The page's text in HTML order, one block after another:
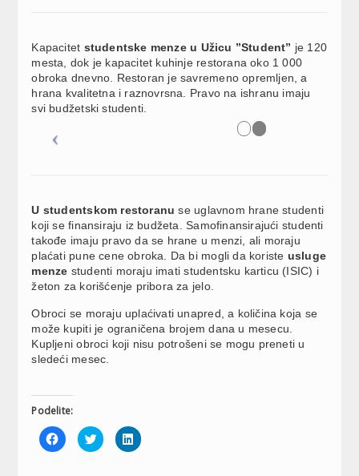
Kapacitet studentske menze u Užicu ”Student” je 120
mesta, dok je kapacitet kuhinje restorana oko 1 000
obroka dnevno. Restoran je savremeno opremljen, a
hrana kvalitetna i raznovrsna. Pravo na ishranu imaju
svi budžetski studenti.
U studentskom restoranu se uglavnom hrane studenti
koji se finansiraju iz budžeta. Samofinansirajući studenti
takođe imaju pravo da se hrane u menzi, ali moraju
plaćati pune cene obroka. Da bi mogli da koriste usluge
menze studenti moraju imati studentsku karticu (ISIC) i
žeton za korišćenje pribora za jelo.
Obroci se moraju uplaćivati unapred, a količina koja se
može kupiti je ograničena brojem dana u mesecu.
Kupljeni obroci koji nisu potrošeni se mogu preneti u
sledeći mesec.
Podelite:
Click
to
share
Click
to
share
Click
to